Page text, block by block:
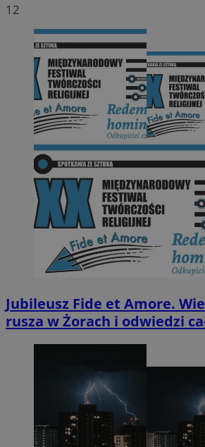
12
Jubileusz Fide et Amore.
rusza w Żorach i odwiedzi